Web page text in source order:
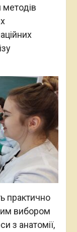
методів
практично
вибором
з анатомії,